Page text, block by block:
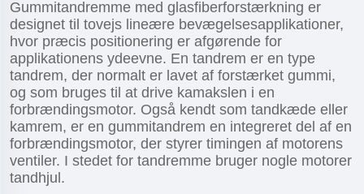
Gummitandremme med glasfiberforstærkning er
designet til tovejs lineære bevægelsesapplikationer,
hvor præcis positionering er afgørende for
applikationens ydeevne. En tandrem er en type
tandrem, der normalt er lavet af forstærket gummi,
og som bruges til at drive kamakslen i en
forbrændingsmotor. Også kendt som tandkæde eller
kamrem, er en gummitandrem en integreret del af en
forbrændingsmotor, der styrer timingen af motorens
ventiler. I stedet for tandremme bruger nogle motorer
tandhjul.